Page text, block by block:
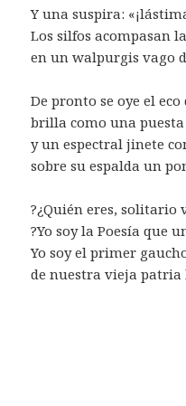
Y una suspira:
Los silfos acompasan
en un walpurgis vago
De pronto se oye el
brilla como una
y un espectral jinete
sobre su espalda un
?¿Quién eres, solitario
?Yo soy la Poesía que
Yo soy el primer
de nuestra vieja patria